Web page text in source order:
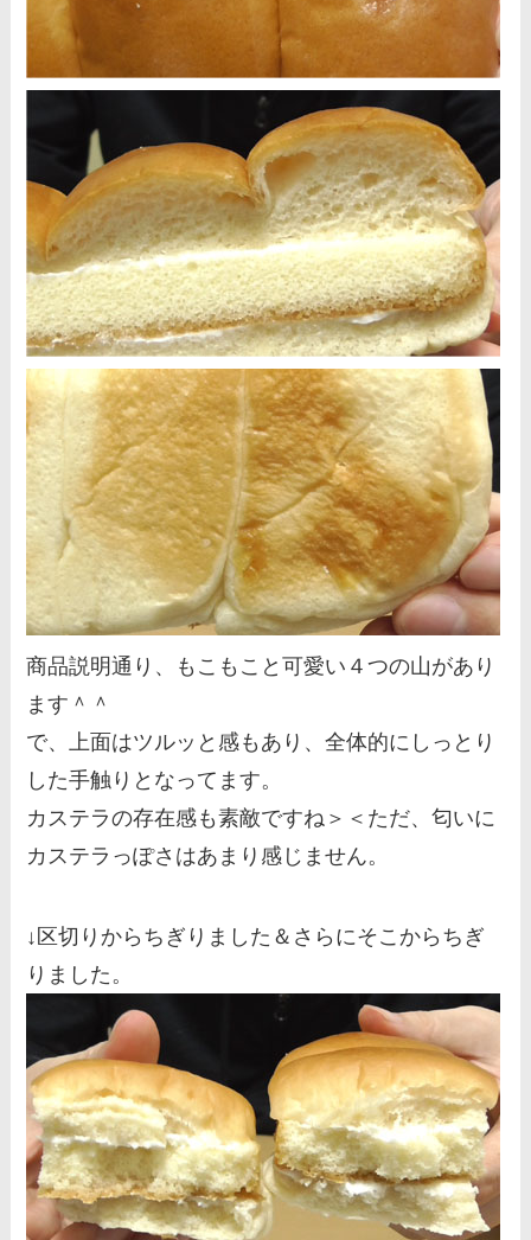
商品説明通り、もこもこと可愛い４つの山があり
ます＾＾
で、上面はツルッと感もあり、全体的にしっとり
した手触りとなってます。
カステラの存在感も素敵ですね＞＜ただ、匂いに
カステラっぽさはあまり感じません。
↓区切りからちぎりました＆さらにそこからちぎ
りました。